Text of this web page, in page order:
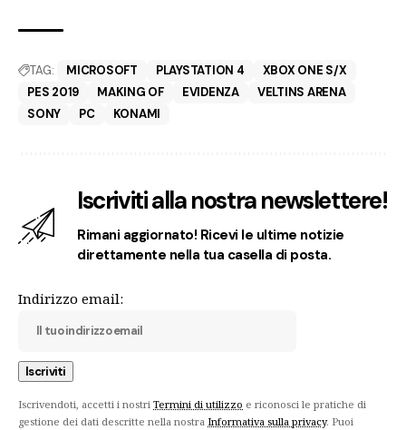
TAG: MICROSOFT PLAYSTATION 4
XBOX ONE S/X
PES 2019
MAKING OF EVIDENZA
VELTINS ARENA
SONY
PC KONAMI
Iscriviti alla nostra newslettere!
Rimani aggiornato! Ricevi le ultime notizie
direttamente nella tua casella di posta.
Indirizzo email:
Iscrivendoti, accetti i nostri Termini di utilizzo e riconosci le pratiche di
gestione dei dati descritte nella nostra Informativa sulla privacy. Puoi